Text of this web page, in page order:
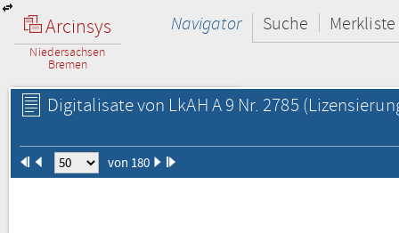
Arcinsys
Niedersachsen
Bremen
Navigator Suche Merkliste
Digitalisate von LkAH A 9 Nr. 2785
von 180